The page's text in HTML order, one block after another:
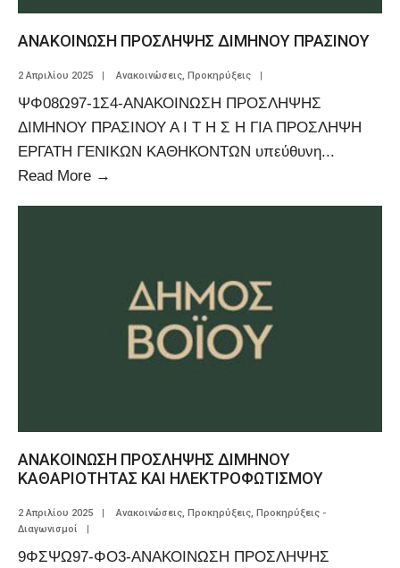
ΑΝΑΚΟΙΝΩΣΗ ΠΡΟΣΛΗΨΗΣ ΔΙΜΗΝΟΥ ΠΡΑΣΙΝΟΥ
2 Απριλίου 2025 | Ανακοινώσεις Προκηρύξεις |
ΨΦ08Ω97-1Σ4-ΑΝΑΚΟΙΝΩΣΗ ΠΡΟΣΛΗΨΗΣ
ΔΙΜΗΝΟΥ ΠΡΑΣΙΝΟΥ Α Ι Τ Η Σ Η ΓΙΑ ΠΡΟΣΛΗΨΗ
ΕΡΓΑΤΗ ΓΕΝΙΚΩΝ ΚΑΘΗΚΟΝΤΩΝ υπεύθυνη...
Read More →
ΑΝΑΚΟΙΝΩΣΗ ΠΡΟΣΛΗΨΗΣ ΔΙΜΗΝΟΥ
ΚΑΘΑΡΙΟΤΗΤΑΣ ΚΑΙ ΗΛΕΚΤΡΟΦΩΤΙΣΜΟΥ
2 Απριλίου 2025 | Ανακοινώσεις Προκηρύξεις Προκηρύξεις -
Διαγωνισμοί
|
9ΦΣΨΩ97-ΦΟ3-ΑΝΑΚΟΙΝΩΣΗ ΠΡΟΣΛΗΨΗΣ